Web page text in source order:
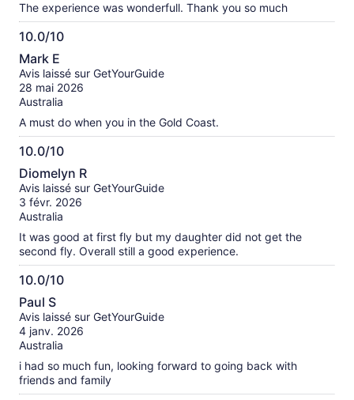
avis
vérifiés
The experience was wonderfull. Thank you so much
10.0/10
10.0
sur
10
Mark E
Avis laissé sur GetYourGuide
28 mai 2026
Australia
A must do when you in the Gold Coast.
10.0/10
10.0
sur
10
Diomelyn R
Avis laissé sur GetYourGuide
3 févr. 2026
Australia
It was good at first fly but my daughter did not get the
second fly. Overall still a good experience.
10.0/10
10.0
sur
10
Paul S
Avis laissé sur GetYourGuide
4 janv. 2026
Australia
i had so much fun, looking forward to going back with
friends and family